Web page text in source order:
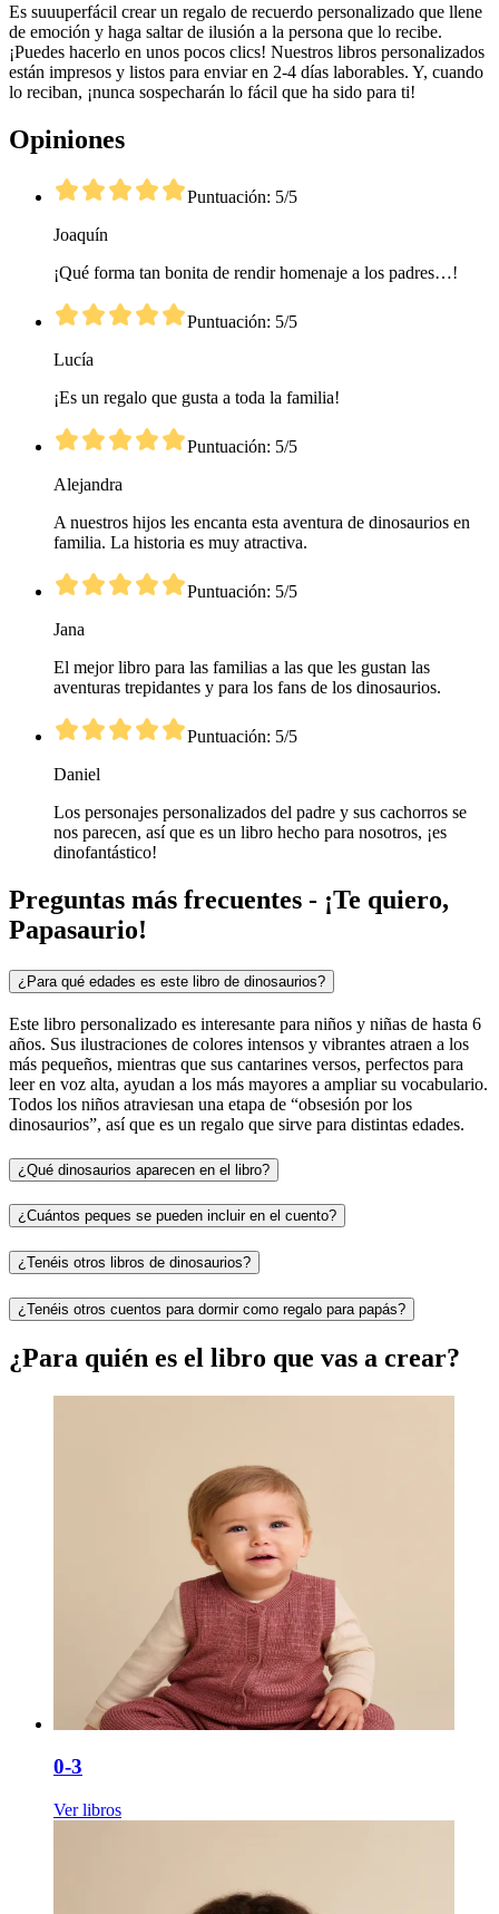
Es suuuperfácil crear un regalo de recuerdo personalizado que llene
de emoción y haga saltar de ilusión a la persona que lo recibe.
¡Puedes hacerlo en unos pocos clics! Nuestros libros personalizados
están impresos y listos para enviar en 2-4 días laborables. Y, cuando
lo reciban, ¡nunca sospecharán lo fácil que ha sido para ti!
Opiniones
Puntuación: 5/5
Joaquín
¡Qué forma tan bonita de rendir homenaje a los padres…!
Puntuación: 5/5
Lucía
¡Es un regalo que gusta a toda la familia!
Puntuación: 5/5
Alejandra
A nuestros hijos les encanta esta aventura de dinosaurios en
familia. La historia es muy atractiva.
Puntuación: 5/5
Jana
El mejor libro para las familias a las que les gustan las
aventuras trepidantes y para los fans de los dinosaurios.
Puntuación: 5/5
Daniel
Los personajes personalizados del padre y sus cachorros se
nos parecen, así que es un libro hecho para nosotros, ¡es
dinofantástico!
Preguntas más frecuentes - ¡Te quiero,
Papasaurio!
¿Para qué edades es este libro de dinosaurios?
Este libro personalizado es interesante para niños y niñas de hasta 6
años. Sus ilustraciones de colores intensos y vibrantes atraen a los
más pequeños, mientras que sus cantarines versos, perfectos para
leer en voz alta, ayudan a los más mayores a ampliar su vocabulario.
Todos los niños atraviesan una etapa de “obsesión por los
dinosaurios”, así que es un regalo que sirve para distintas edades.
¿Qué dinosaurios aparecen en el libro?
¿Cuántos peques se pueden incluir en el cuento?
¿Tenéis otros libros de dinosaurios?
¿Tenéis otros cuentos para dormir como regalo para papás?
¿Para quién es el libro que vas a crear?
0-3
Ver libros